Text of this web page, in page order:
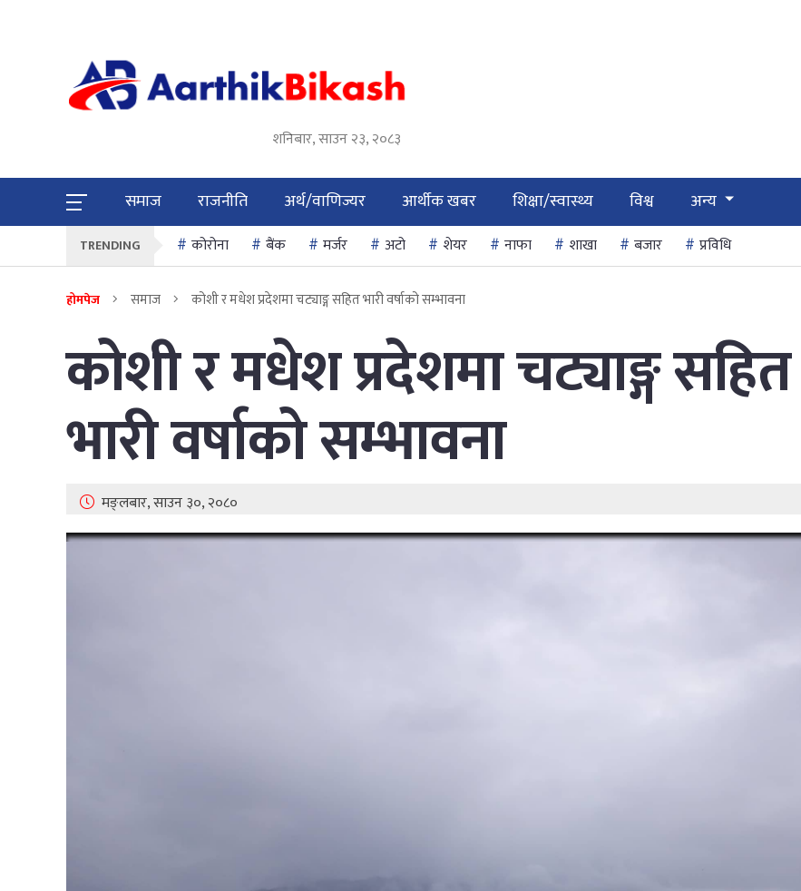
शनिबार, साउन २३, २०८३
समाज राजनीति अर्थ/वाणिज्यर आर्थीक खबर शिक्षा/स्वास्थ्य विश्व अन्य
TRENDING कोरोना बैंक मर्जर अटो शेयर नाफा शाखा बजार प्रविधि
होमपेज समाज कोशी र मधेश प्रदेशमा चट्याङ्ग सहित भारी वर्षाको सम्भावना
कोशी र मधेश प्रदेशमा चट्याङ्ग सहित
भारी वर्षाको सम्भावना
मङ्लबार, साउन ३०, २०८०